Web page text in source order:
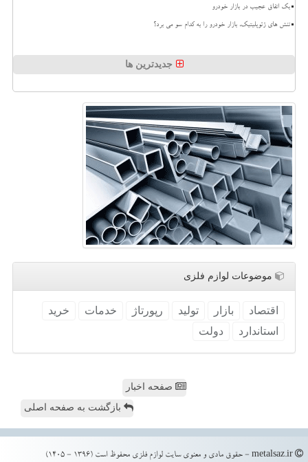
بک اتفاق عجیب در بازار خودرو
تنش های ژئوپلیتیک، بازار خودرو را به کدام سو می برد؟
جدیدترین ها
موضوعات لوازم فلزی
اقتصاد بازار تولید رپورتاژ خدمات
خرید
استاندارد
دولت
صفحه اخبار
بازگشت به صفحه اصلی